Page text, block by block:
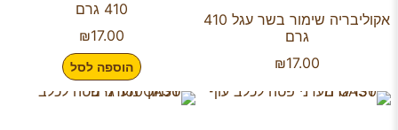
אקוליבריה שימור בשר עגל 410
גרם
₪17.00
410 גרם
₪17.00
הוספה לסל